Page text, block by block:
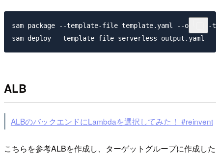
sam package --template-file template.yaml --output-
ALB
ALBのバックエンドにLambdaを選択してみた！ #reinvent
こちらを参考ALBを作成し、ターゲットグループに作成した